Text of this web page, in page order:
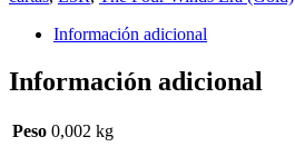
Información adicional
Información adicional
Peso 0,002 kg